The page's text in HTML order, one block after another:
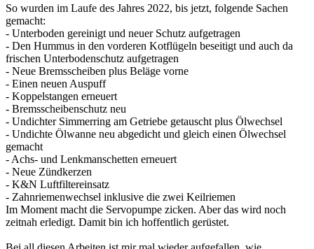
So wurden im Laufe des Jahres 2022, bis jetzt, folgende Sachen
gemacht:
- Unterboden gereinigt und neuer Schutz aufgetragen
- Den Hummus in den vorderen Kotflügeln beseitigt und auch da
frischen Unterbodenschutz aufgetragen
- Neue Bremsscheiben plus Beläge vorne
- Einen neuen Auspuff
- Koppelstangen erneuert
- Bremsscheibenschutz neu
- Undichter Simmerring am Getriebe getauscht plus Ölwechsel
- Undichte Ölwanne neu abgedicht und gleich einen Ölwechsel
gemacht
- Achs- und Lenkmanschetten erneuert
- Neue Zündkerzen
- K&N Luftfiltereinsatz
- Zahnriemenwechsel inklusive die zwei Keilriemen
Im Moment macht die Servopumpe zicken. Aber das wird noch
zeitnah erledigt. Damit bin ich hoffentlich gerüstet.